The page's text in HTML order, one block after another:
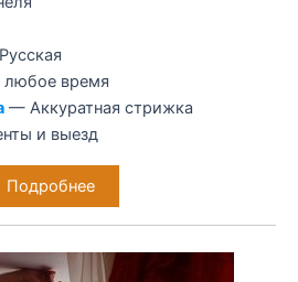
время
— Аккуратная стрижка
и выезд
Подробнее